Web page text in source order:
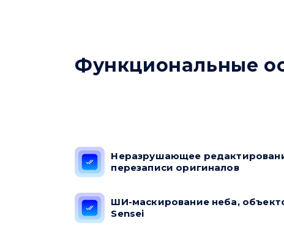
Функциональные
Неразрушающее
перезаписи оригиналов
ШИ-маскирование неба,
Sensei